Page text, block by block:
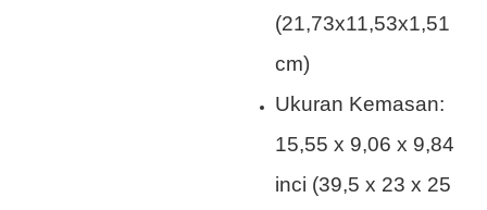
(21,73x11,53x1,51
cm)
Ukuran Kemasan:
15,55 x 9,06 x 9,84
inci (39,5 x 23 x 25